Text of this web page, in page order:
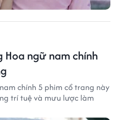
Hoa ngữ nam chính
chính 5 phim cổ trang này
trí tuệ và mưu lược làm